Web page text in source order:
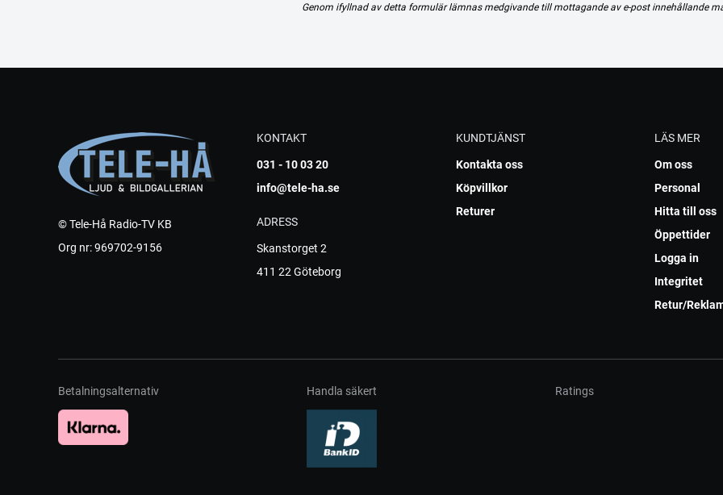
Genom ifyllnad av detta formulär lämnas medgivande till mottagande av e-post innehållande
© Tele-Hå Radio-TV KB
Org nr: 969702-9156
KONTAKT
031 - 10 03 20
info@tele-ha.se
ADRESS
Skanstorget 2
411 22 Göteborg
KUNDTJÄNST
Kontakta oss
Köpvillkor
Returer
LÄS MER
Om oss
Personal
Hitta till oss
Öppettider
Logga in
Integritet
Retur/
Betalningsalternativ Handla säkert Ratings